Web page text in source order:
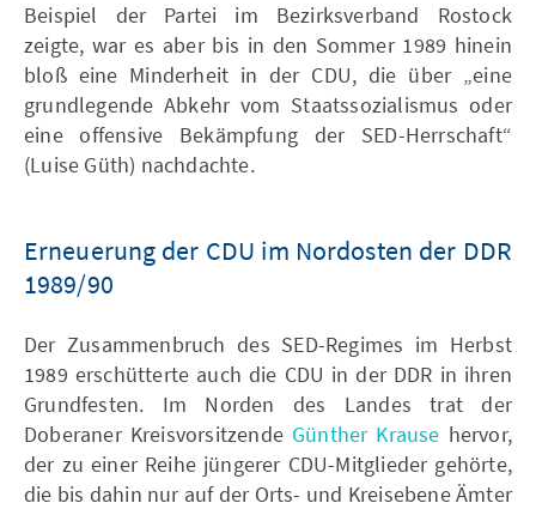
Beispiel der Partei im Bezirksverband Rostock
zeigte, war es aber bis in den Sommer 1989 hinein
bloß eine Minderheit in der CDU, die über „eine
grundlegende Abkehr vom Staatssozialismus oder
eine offensive Bekämpfung der SED-Herrschaft“
(Luise Güth) nachdachte.
Erneuerung der CDU im Nordosten der DDR
1989/90
Der Zusammenbruch des SED-Regimes im Herbst
1989 erschütterte auch die CDU in der DDR in ihren
Grundfesten. Im Norden des Landes trat der
Doberaner Kreisvorsitzende Günther Krause hervor,
der zu einer Reihe jüngerer CDU-Mitglieder gehörte,
die bis dahin nur auf der Orts- und Kreisebene Ämter